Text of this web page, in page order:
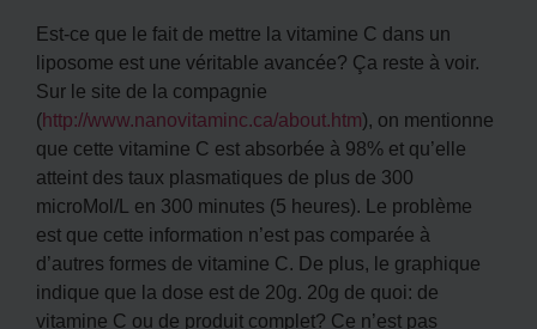
Est-ce que le fait de mettre la vitamine C dans un
liposome est une véritable avancée? Ça reste à voir.
Sur le site de la compagnie
(http://www.nanovitaminc.ca/about.htm), on mentionne
que cette vitamine C est absorbée à 98% et qu’elle
atteint des taux plasmatiques de plus de 300
microMol/L en 300 minutes (5 heures). Le problème
est que cette information n’est pas comparée à
d’autres formes de vitamine C. De plus, le graphique
indique que la dose est de 20g. 20g de quoi: de
vitamine C ou de produit complet? Ce n’est pas